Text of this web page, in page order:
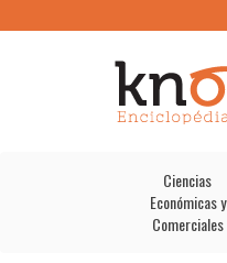
Ciencias
Económicas y
Comerciales